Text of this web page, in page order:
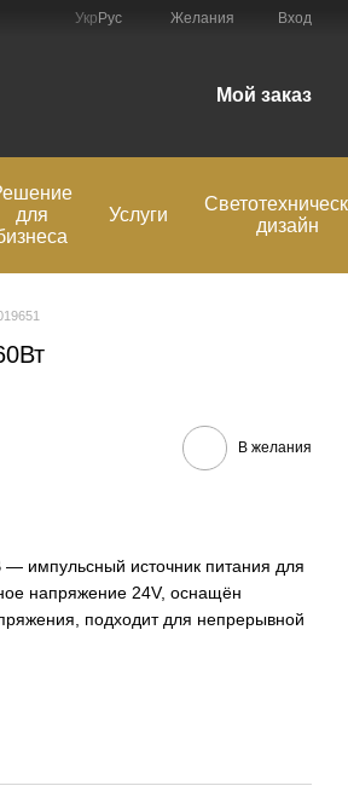
Укр Рус Желания Вход
Мой заказ
для
Услуги
дизайн
В желания
импульсный источник питания для
напряжение 24V, оснащён
подходит для непрерывной